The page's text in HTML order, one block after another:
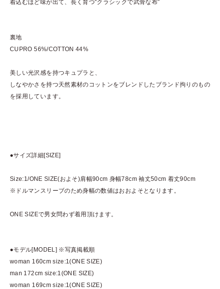
着込むほど味が出て、長く育つ“クラシックで武骨な布”
裏地
CUPRO 56%/COTTON 44%
美しい光沢感を持つキュプラと、
しなやかさを持つ天然素材のコットンをブレンドしたブランド拘りのもの
を採用しています。
●サイズ詳細[SIZE]
Size:1/ONE SIZE(およそ)肩幅90cm 身幅78cm 袖丈50cm 着丈90cm
※ドルマンスリーブのため身幅の数値はおおよそとなります。
ONE SIZEで男女問わず着用頂けます。
●モデル[MODEL] ※写真掲載順
woman 160cm size:1(ONE SIZE)
man 172cm size:1(ONE SIZE)
woman 169cm size:1(ONE SIZE)